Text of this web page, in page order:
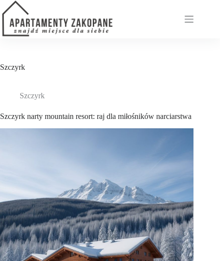
Przejdź
do
treści
Szczyrk
Szczyrk
Szczyrk narty mountain resort: raj dla miłośników narciarstwa